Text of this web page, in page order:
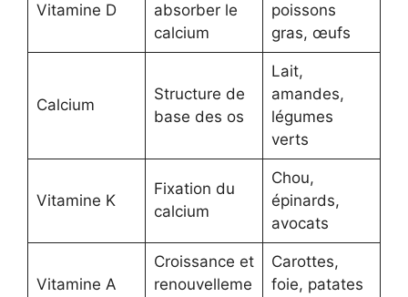
Vitamine D
absorber le
calcium
poissons
gras, œufs
Calcium
Structure de
base des os
Lait,
amandes,
légumes
verts
Vitamine K
Fixation du
calcium
Chou,
épinards,
avocats
Vitamine A
Croissance et
renouvelleme
Carottes,
foie, patates